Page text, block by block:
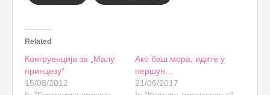
Related
Конгруенција за „Малу
принцезу“
15/08/2012
Ако баш мора, идите у
першун…
21/06/2017